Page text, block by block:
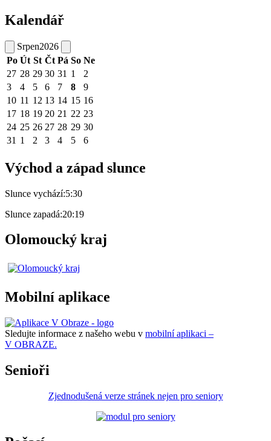
Kalendář
Srpen2026
Po Út St Čt Pá So Ne
27 28 29 30 31 1
2
3
4 5 6 7 8
9
10 11 12 13 14 15 16
17 18 19 20 21 22 23
24 25 26 27 28 29 30
31 1 2 3 4 5 6
Východ a západ slunce
Slunce vychází:5:30
Slunce zapadá:20:19
Olomoucký kraj
Mobilní aplikace
Sledujte informace z našeho webu v mobilní aplikaci –
V OBRAZE.
Senioři
Zjednodušená verze stránek nejen pro seniory